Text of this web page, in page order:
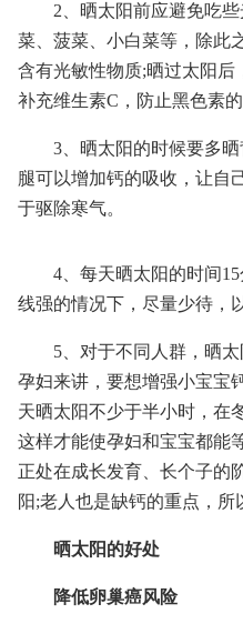
2、晒太阳前应避免吃
菜、菠菜、小白菜等，除此
含有光敏性物质;晒过太阳后
补充维生素C，防止黑色素的
3、晒太阳的时候要多
腿可以增加钙的吸收，让自
于驱除寒气。
4、每天晒太阳的时间
线强的情况下，尽量少待，
5、对于不同人群，晒
孕妇来讲，要想增强小宝宝
天晒太阳不少于半小时，在
这样才能使孕妇和宝宝都能
正处在成长发育、长个子的
阳;老人也是缺钙的重点，所
晒太阳的好处
降低卵巢癌风险